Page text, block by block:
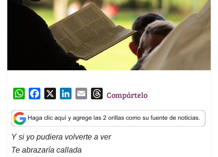
W
a
t
s
A
c
e
b
o
n
k
e
d
a
i
l
T
r
e
a
Compártelo
Y si yo pudiera volverte a ver
Te abrazaría callada